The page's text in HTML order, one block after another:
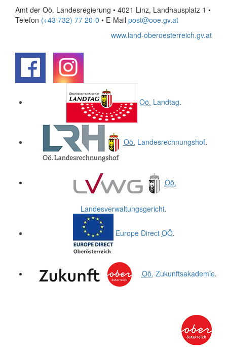
Amt der Oö. Landesregierung • 4021 Linz, Landhausplatz 1 •
Telefon (+43 732) 77 20-0 • E-Mail post@ooe.gv.at
www.land-oberoesterreich.gv.at
Oö. Landtag.
Oö. Landesrechnungshof.
Oö.
Landesverwaltungsgericht.
Europe Direct OÖ.
Oö. Zukunftsakademie.